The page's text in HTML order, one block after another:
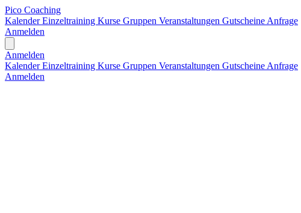
Pico Coaching
KalenderEinzeltraining Kurse Gruppen Veranstaltungen Gutscheine Anfrage
Anmelden
Anmelden
KalenderEinzeltraining Kurse Gruppen Veranstaltungen Gutscheine Anfrage
Anmelden